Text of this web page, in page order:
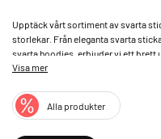
Upptäck vårt sortiment av svarta
storlekar. Från eleganta svarta
svarta hoodies, erbjuder vi ett brett
storlekar. Vår rea ger dig möjlighet
perfekt för både avslappnade och
Visa mer
Alla produkter